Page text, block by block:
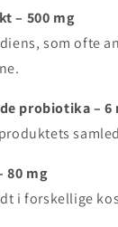
– 500 mg
som ofte
probiotika – 6
80 mg
i forskellige